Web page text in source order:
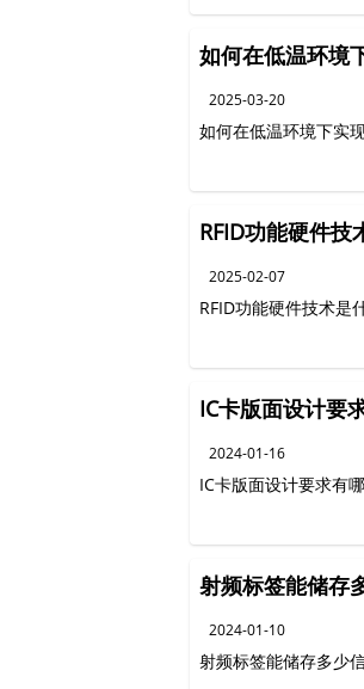
如何在低温环境
2025-03-20
如何在低温环境下实
RFID功能硬件技
2025-02-07
RFID功能硬件技术是
IC卡版面设计要
2024-01-16
IC卡版面设计要求有
射频标签能储存
2024-01-10
射频标签能储存多少